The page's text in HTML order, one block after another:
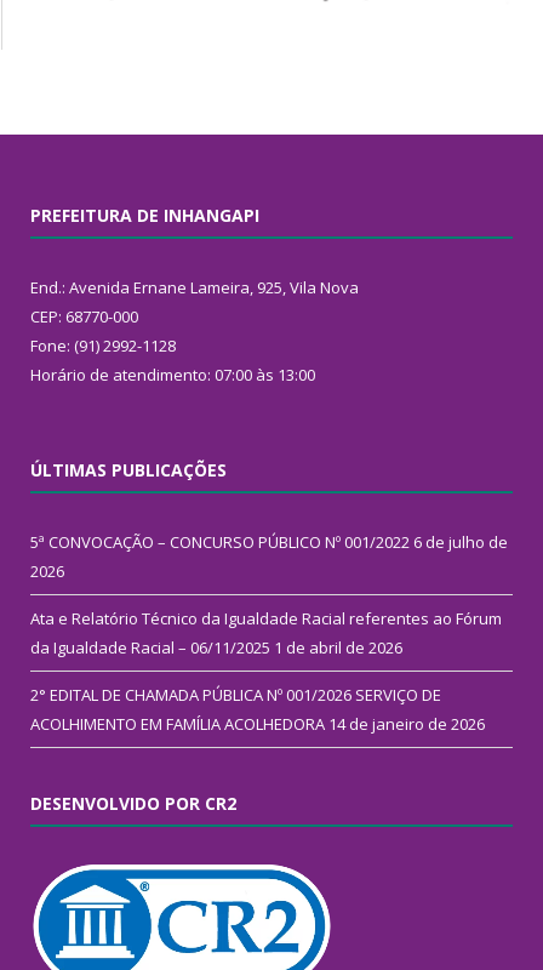
PREFEITURA DE INHANGAPI
End.: Avenida Ernane Lameira, 925, Vila Nova
CEP: 68770-000
Fone: (91) 2992-1128
Horário de atendimento: 07:00 às 13:00
ÚLTIMAS PUBLICAÇÕES
5ª CONVOCAÇÃO – CONCURSO PÚBLICO Nº 001/2022 6 de julho de
2026
Ata e Relatório Técnico da Igualdade Racial referentes ao Fórum
da Igualdade Racial – 06/11/2025 1 de abril de 2026
2° EDITAL DE CHAMADA PÚBLICA Nº 001/2026 SERVIÇO DE
ACOLHIMENTO EM FAMÍLIA ACOLHEDORA 14 de janeiro de 2026
DESENVOLVIDO POR CR2